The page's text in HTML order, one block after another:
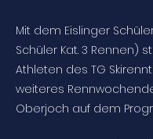
Mit dem Eislinger
Schüler Kat. 3 Rennen)
Athleten des TG
weiteres
Oberjoch auf dem